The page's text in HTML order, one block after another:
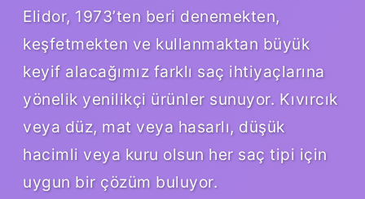
Elidor, 1973’ten beri denemekten,
keşfetmekten ve kullanmaktan büyük
keyif alacağımız farklı saç ihtiyaçlarına
yönelik yenilikçi ürünler sunuyor. Kıvırcık
veya düz, mat veya hasarlı, düşük
hacimli veya kuru olsun her saç tipi için
uygun bir çözüm buluyor.